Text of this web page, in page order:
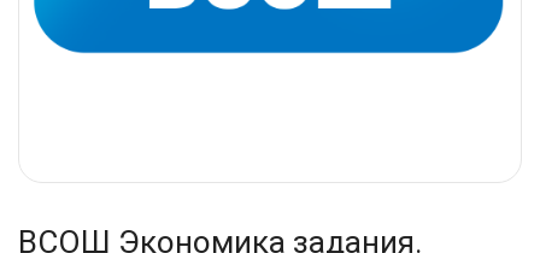
ВСОШ Экономика задания.